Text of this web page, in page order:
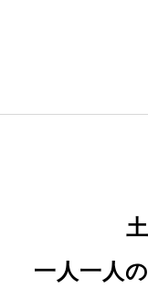
一人一人